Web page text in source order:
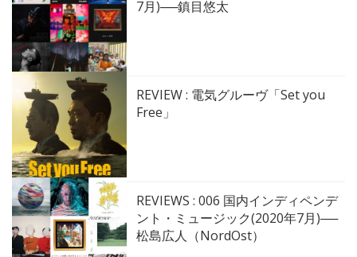
7月)──鎮目悠太
REVIEW : 電気グルーヴ「Set you
Free」
REVIEWS : 006 国内インディペンデ
ント・ミュージック(2020年7月)──
松島広人（NordOst）